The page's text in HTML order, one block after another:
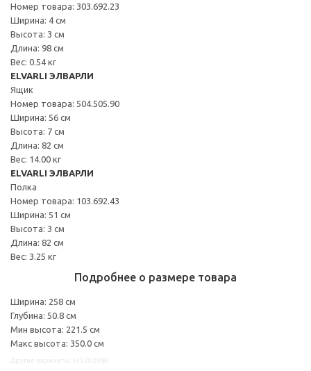
Номер товара: 303.692.23
Ширина: 4 см
Высота: 3 см
Длина: 98 см
Вес: 0.54 кг
ELVARLI ЭЛВАРЛИ
Ящик
Номер товара: 504.505.90
Ширина: 56 см
Высота: 7 см
Длина: 82 см
Вес: 14.00 кг
ELVARLI ЭЛВАРЛИ
Полка
Номер товара: 103.692.43
Ширина: 51 см
Высота: 3 см
Длина: 82 см
Вес: 3.25 кг
Подробнее о размере товара
Ширина: 258 см
Глубина: 50.8 см
Мин высота: 221.5 см
Макс высота: 350.0 см